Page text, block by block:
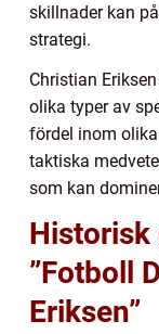
skillnader kan
strategi.
Christian
olika typer av
fördel inom
taktiska
som kan
Historisk
”Fotboll
Eriksen”